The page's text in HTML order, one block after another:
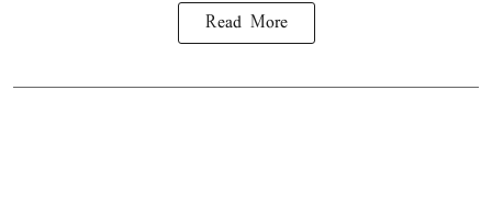
Read More